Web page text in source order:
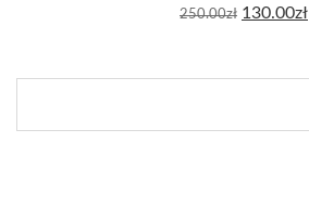
250.00zł 130.00zł